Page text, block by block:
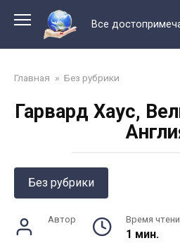
контенту
Все
Главная » Без рубрики
Гарвард Хаус,
Без рубрики
Автор Время
1 мин.